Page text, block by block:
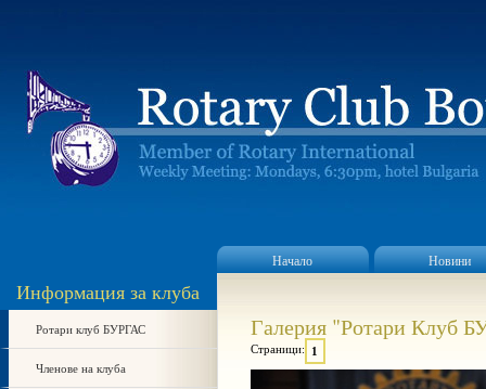
Начало Новини
Информация за клуба
Ротари клуб БУРГАС
Членове на клуба
Галерия "Ротари Клуб
Страници: 1